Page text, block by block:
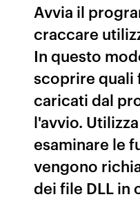
Avvia il
craccare
In questo
scoprire quali
caricati dal
l'avvio.
esaminare le
vengono
dei file DLL in